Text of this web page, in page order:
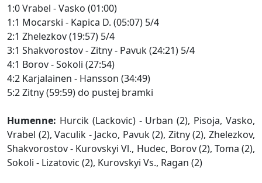
1:0 Vrabel - Vasko (01:00)
1:1 Mocarski - Kapica D. (05:07) 5/4
2:1 Zhelezkov (19:57) 5/4
3:1 Shakvorostov - Zitny - Pavuk (24:21) 5/4
4:1 Borov - Sokoli (27:54)
4:2 Karjalainen - Hansson (34:49)
5:2 Zitny (59:59) do pustej bramki
Humenne: Hurcik (Lackovic) - Urban (2), Pisoja, Vasko,
Vrabel (2), Vaculik - Jacko, Pavuk (2), Zitny (2), Zhelezkov,
Shakvorostov - Kurovskyi Vl., Hudec, Borov (2), Toma (2),
Sokoli - Lizatovic (2), Kurovskyi Vs., Ragan (2)